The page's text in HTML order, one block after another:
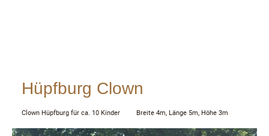
Hüpfburg Clown
Clown Hüpfburg für ca. 10 Kinder Breite 4m, Länge 5m, Höhe 3m